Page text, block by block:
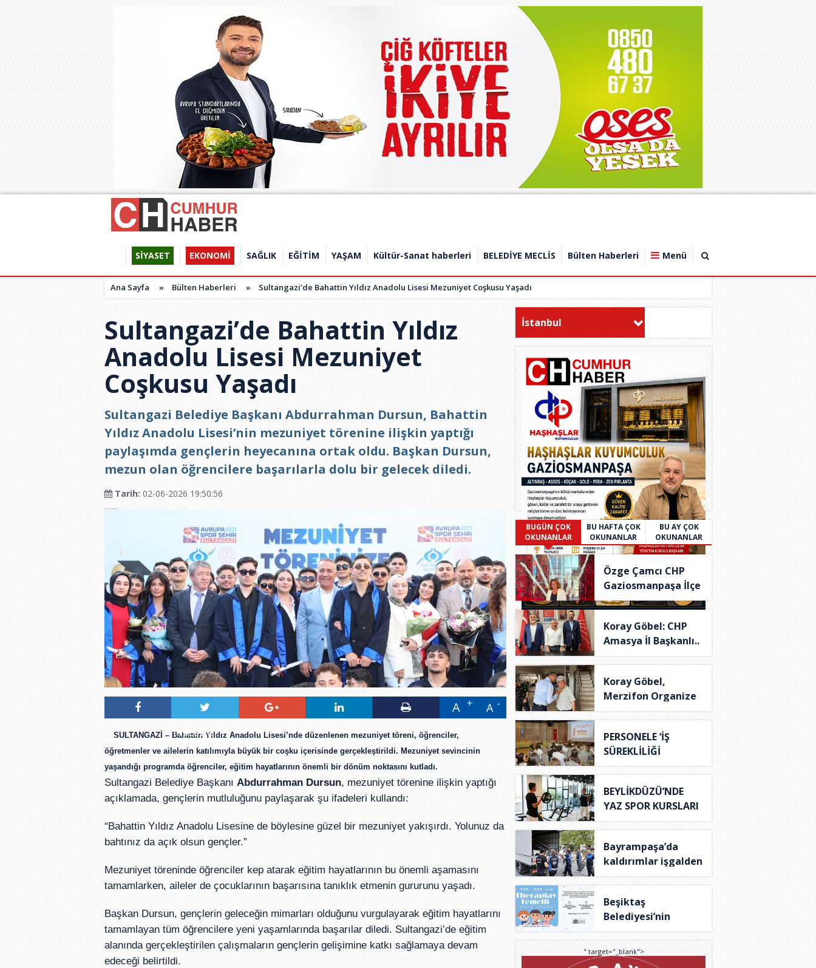
SİYASET EKONOMİ SAĞLIK EĞİTİM YAŞAM Kültür-Sanat haberleri BELEDİYE MECLİS Bülten Haberleri Menü
Ana Sayfa » Bülten Haberleri » Sultangazi’de Bahattin Yıldız Anadolu Lisesi Mezuniyet Coşkusu Yaşadı
Sultangazi’de Bahattin Yıldız
Anadolu Lisesi Mezuniyet
Coşkusu Yaşadı
Sultangazi Belediye Başkanı Abdurrahman Dursun, Bahattin
Yıldız Anadolu Lisesi’nin mezuniyet törenine ilişkin yaptığı
paylaşımda gençlerin heyecanına ortak oldu. Başkan Dursun,
mezun olan öğrencilere başarılarla dolu bir gelecek diledi.
Tarih: 02-06-2026 19:50:56
Tweetle
A A
SULTANGAZİ – Bahattin Yıldız Anadolu Lisesi’nde düzenlenen mezuniyet töreni, öğrenciler,
öğretmenler ve ailelerin katılımıyla büyük bir coşku içerisinde gerçekleştirildi. Mezuniyet sevincinin
yaşandığı programda öğrenciler, eğitim hayatlarının önemli bir dönüm noktasını kutladı.
Sultangazi Belediye Başkanı Abdurrahman Dursun, mezuniyet törenine ilişkin yaptığı
açıklamada, gençlerin mutluluğunu paylaşarak şu ifadeleri kullandı:
“Bahattin Yıldız Anadolu Lisesine de böylesine güzel bir mezuniyet yakışırdı. Yolunuz da
bahtınız da açık olsun gençler.”
Mezuniyet töreninde öğrenciler kep atarak eğitim hayatlarının bu önemli aşamasını
tamamlarken, aileler de çocuklarının başarısına tanıklık etmenin gururunu yaşadı.
Başkan Dursun, gençlerin geleceğin mimarları olduğunu vurgulayarak eğitim hayatlarını
tamamlayan tüm öğrencilere yeni yaşamlarında başarılar diledi. Sultangazi’de eğitim
alanında gerçekleştirilen çalışmaların gençlerin gelişimine katkı sağlamaya devam
edeceği belirtildi.
İstanbul
BUGÜN ÇOK
OKUNANLAR
BU HAFTA ÇOK
OKUNANLAR
BU AY ÇOK
OKUNANLAR
Özge Çamcı CHP
Gaziosmanpaşa İlçe
B..
Koray Göbel: CHP
Amasya İl Başkanlı..
Koray Göbel,
Merzifon Organize
Sana..
PERSONELE ‘İŞ
SÜREKLİLİĞİ
YÖNETİM S..
BEYLİKDÜZÜ’NDE
YAZ SPOR KURSLARI
TÜ..
Bayrampaşa’da
kaldırımlar işgalden
..
Beşiktaş
Belediyesi’nin
Theraplay T..
" target="_blank">